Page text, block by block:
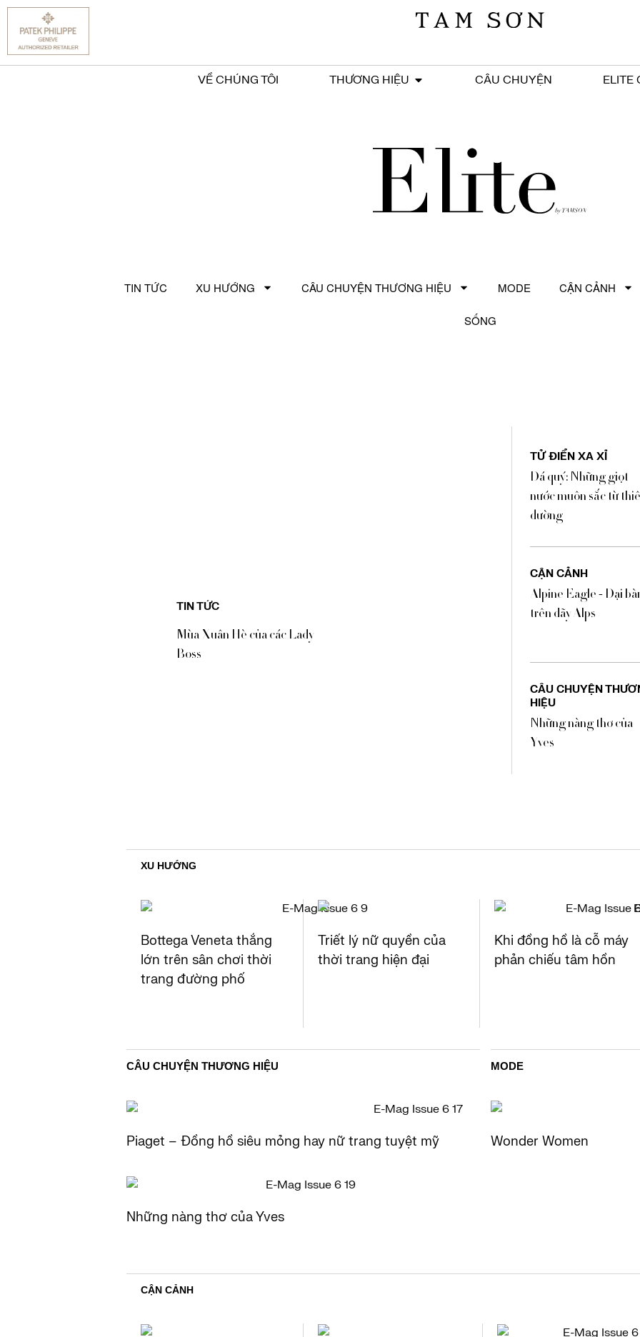
VỀ CHÚNG TÔI THƯƠNG HIỆU CÂU CHUYỆN ELITE
TIN TỨC XU HƯỚNG CÂU CHUYỆN THƯƠNG HIỆU MODE CẬN CẢNH
SỐNG
TIN TỨC
Mùa Xuân Hè của các Lady
Boss
TỬ ĐIỂN XA XỈ
Đá quý: Những giọt
nước muôn sắc từ
đường
CẬN CẢNH​
Alpine Eagle - Đại
trên dãy Alps
CÂU CHUYỆN
HIỆU
Những nàng thơ của
Yves
XU HƯỚNG
Bottega Veneta thắng
lớn trên sân chơi thời
trang đường phố
Triết lý nữ quyền của
thời trang hiện đại
Khi đồng hồ là cỗ máy
phản chiếu tâm hồn
CÂU CHUYỆN THƯƠNG HIỆU
Piaget – Đồng hồ siêu mỏng hay nữ trang tuyệt mỹ
Những nàng thơ của Yves
MODE
Wonder Women
CẬN CẢNH